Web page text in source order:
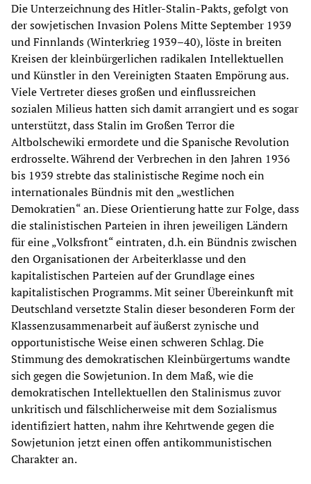
Die Unterzeichnung des Hitler-Stalin-Pakts, gefolgt von
der sowjetischen Invasion Polens Mitte September 1939
und Finnlands (Winterkrieg 1939–40), löste in breiten
Kreisen der kleinbürgerlichen radikalen Intellektuellen
und Künstler in den Vereinigten Staaten Empörung aus.
Viele Vertreter dieses großen und einflussreichen
sozialen Milieus hatten sich damit arrangiert und es sogar
unterstützt, dass Stalin im Großen Terror die
Altbolschewiki ermordete und die Spanische Revolution
erdrosselte. Während der Verbrechen in den Jahren 1936
bis 1939 strebte das stalinistische Regime noch ein
internationales Bündnis mit den „westlichen
Demokratien“ an. Diese Orientierung hatte zur Folge, dass
die stalinistischen Parteien in ihren jeweiligen Ländern
für eine „Volksfront“ eintraten, d.h. ein Bündnis zwischen
den Organisationen der Arbeiterklasse und den
kapitalistischen Parteien auf der Grundlage eines
kapitalistischen Programms. Mit seiner Übereinkunft mit
Deutschland versetzte Stalin dieser besonderen Form der
Klassenzusammenarbeit auf äußerst zynische und
opportunistische Weise einen schweren Schlag. Die
Stimmung des demokratischen Kleinbürgertums wandte
sich gegen die Sowjetunion. In dem Maß, wie die
demokratischen Intellektuellen den Stalinismus zuvor
unkritisch und fälschlicherweise mit dem Sozialismus
identifiziert hatten, nahm ihre Kehrtwende gegen die
Sowjetunion jetzt einen offen antikommunistischen
Charakter an.